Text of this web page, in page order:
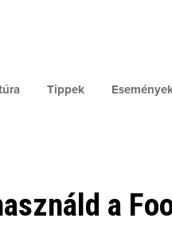
Tippek
a